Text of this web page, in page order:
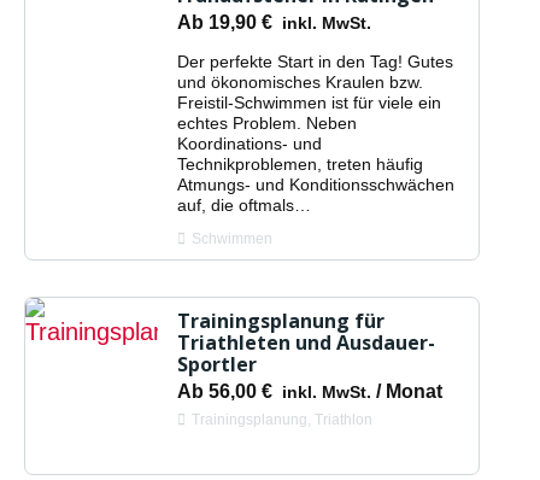
Ab 19,90 € inkl. MwSt.
Der perfekte Start in den Tag! Gutes
und ökonomisches Kraulen bzw.
Freistil-Schwimmen ist für viele ein
echtes Problem. Neben
Koordinations- und
Technikproblemen, treten häufig
Atmungs- und Konditionsschwächen
auf, die oftmals…
Schwimmen
Trainingsplanung für
Triathleten und Ausdauer-
Sportler
Ab 56,00 € inkl. MwSt. / Monat
Trainingsplanung Triathlon